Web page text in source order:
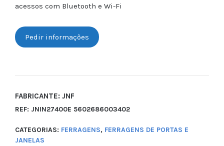
acessos com Bluetooth e Wi-Fi
Pedir informações
FABRICANTE: JNF
REF: JNIN27400E 5602686003402
CATEGORIAS: FERRAGENS, FERRAGENS DE PORTAS E
JANELAS